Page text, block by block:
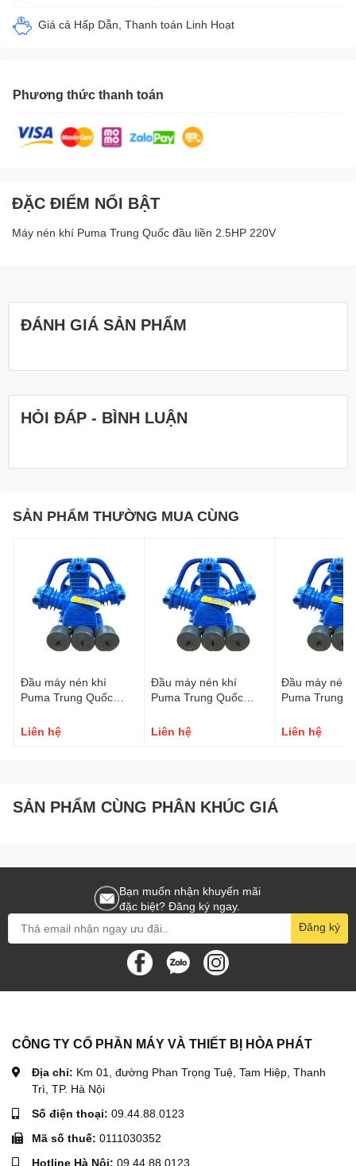
Giá cả Hấp Dẫn, Thanh toán Linh Hoạt
Phương thức thanh toán
ĐẶC ĐIỂM NỔI BẬT
Máy nén khí Puma Trung Quốc đầu liền 2.5HP 220V
ĐÁNH GIÁ SẢN PHẨM
HỎI ĐÁP - BÌNH LUẬN
SẢN PHẨM THƯỜNG MUA CÙNG
Đầu máy nén khí
Puma Trung Quốc
Liên hệ
Đầu máy nén khí
Puma Trung Quốc
Liên hệ
Đầu máy nén
Puma Trung
Liên hệ
SẢN PHẨM CÙNG PHÂN KHÚC GIÁ
Bạn muốn nhận khuyến mãi
đặc biệt? Đăng ký ngay.
Đăng ký
CÔNG TY CỔ PHẦN MÁY VÀ THIẾT BỊ HÒA PHÁT
Địa chỉ: Km 01, đường Phan Trọng Tuệ, Tam Hiệp, Thanh
Trì, TP. Hà Nội
Số điện thoại: 09.44.88.0123
Mã số thuế: 0111030352
Hotline Hà Nội: 09.44.88.0123